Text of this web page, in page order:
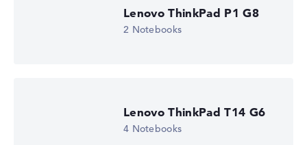
Lenovo ThinkPad P1 G8
2 Notebooks
Lenovo ThinkPad T14 G6
4 Notebooks